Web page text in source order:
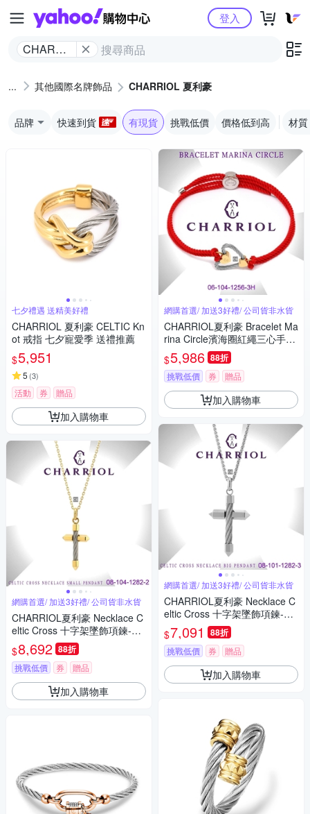
Yahoo購物中心
CHARRIOL
登入
其他國際名牌飾品 CHARRIOL 夏利豪
品牌 快速到貨 有現貨 挑戰低價 價格低到高 材質
七夕禮遇 送精美好禮
CHARRIOL 夏利豪 CELTIC Kn
ot 戒指 七夕寵愛季 送禮推薦
$5,951
5 (3)
活動 券 贈品
加入購物車
網購首選/ 加送3好禮/ 公司貨非水貨
CHARRIOL夏利豪 Necklace C
eltic Cross 十字架墜飾項鍊-小
金款 C6(08-104-1282-2)
$8,692 88折
挑戰低價 券 贈品
加入購物車
網購首選/ 加送3好禮/ 公司貨非水貨
CHARRIOL夏利豪 Bracelet Ma
rina Circle濱海圈紅繩三心手鍊
C6(06-104-1256-3H)
$5,986 88折
挑戰低價 券 贈品
加入購物車
網購首選/ 加送3好禮/ 公司貨非水貨
CHARRIOL夏利豪 Necklace C
eltic Cross 十字架墜飾項鍊-大
銀款 C6(08-101-1282-3)
$7,091 88折
挑戰低價 券 贈品
加入購物車